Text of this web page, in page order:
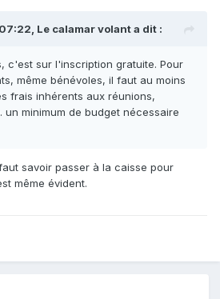
Le calamar volanta dit :
c'est sur l'inscription gratuite. Pour
même bénévoles, il faut au moins
frais inhérents aux réunions,
un minimum de budget nécessaire
savoir passer à la caisse pour
même évident.